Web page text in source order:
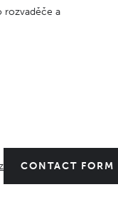
rozvaděče a
CONTACT FORM